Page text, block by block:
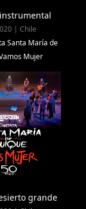
| Chile
Santa María de
Mujer
grande